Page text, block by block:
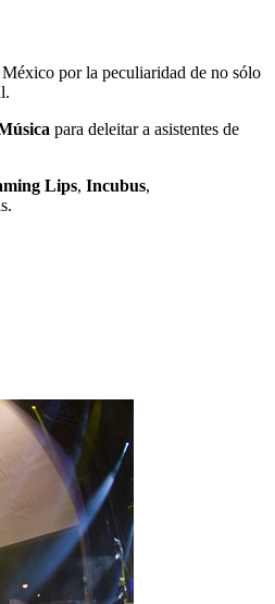
por la peculiaridad de no sólo
para deleitar a asistentes de
Lips, Incubus,